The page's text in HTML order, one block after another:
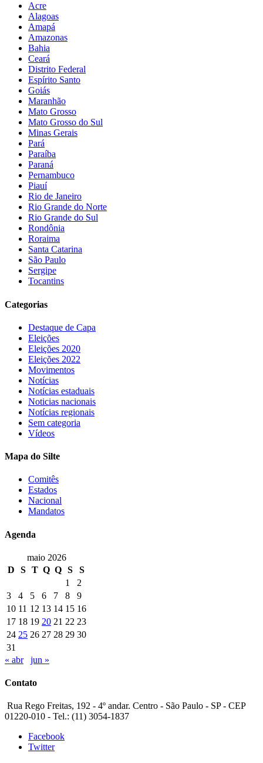
Acre
Alagoas
Amapá
Amazonas
Bahia
Ceará
Distrito Federal
Espírito Santo
Goiás
Maranhão
Mato Grosso
Mato Grosso do Sul
Minas Gerais
Pará
Paraíba
Paraná
Pernambuco
Piauí
Rio de Janeiro
Rio Grande do Norte
Rio Grande do Sul
Rondônia
Roraima
Santa Catarina
São Paulo
Sergipe
Tocantins
Categorias
Destaque de Capa
Eleições
Eleições 2020
Eleições 2022
Movimentos
Notícias
Notícias estaduais
Noticias nacionais
Notícias regionais
Sem categoria
Vídeos
Mapa do Silte
Comitês
Estados
Nacional
Mandatos
Agenda
maio 2026
D
S T Q Q S
S
1
2
3
4 5 6 7 8
9
10 11 12 13 14 15 16
17 18 19 20 21 22 23
24 25 26 27 28 29 30
31
« abr
jun »
Contato
Rua Rego Freitas, 192 - 4º andar. Centro - São Paulo - SP - CEP
01220-010 - Tel.: (11) 3054-1837
Facebook
Twitter